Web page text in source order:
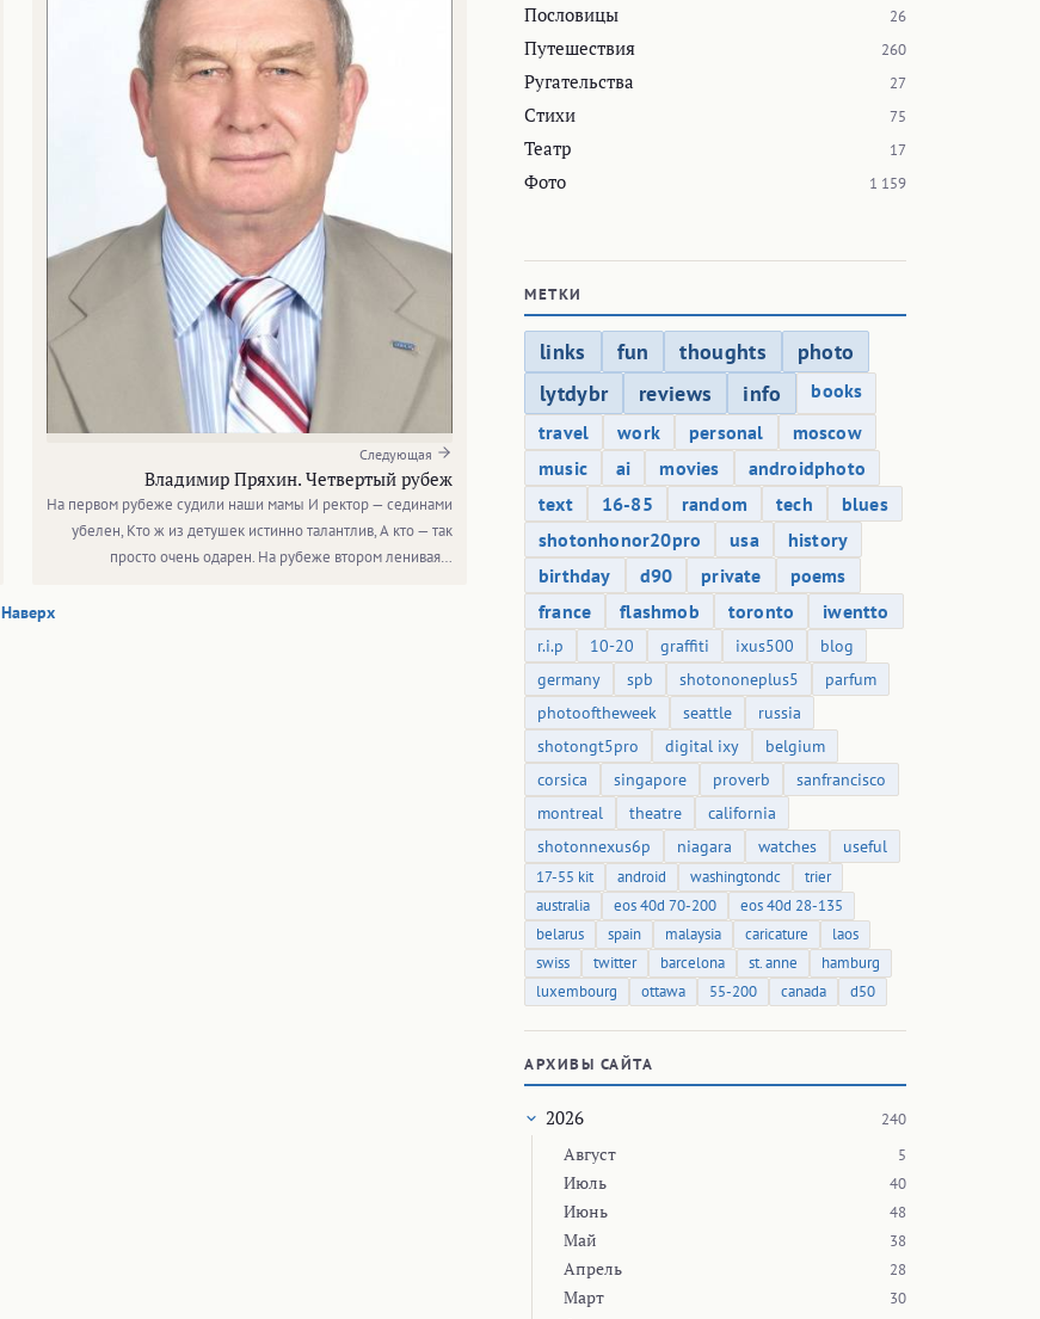
Следующая
Владимир Пряхин. Четвертый рубеж
На первом рубеже судили наши мамы И ректор — сединами
убелен, Кто ж из детушек истинно талантлив, А кто — так
просто очень одарен. На рубеже втором ленивая…
Наверх
Пословицы 26
Путешествия 260
Ругательства 27
Стихи 75
Театр 17
Фото 1 159
МЕТКИ
links fun thoughts
photo
lytdybr
reviews info
books
travel
work personal
moscow
music
ai movies
androidphoto
text
16-85 random tech
blues
shotonhonor20pro
usa
history
birthday
d90 private
poems
france
flashmob toronto iwentto
r.i.p 10-20 graffiti ixus500
blog
germany
spb shotononeplus5
parfum
photooftheweek
seattle
russia
shotongt5pro
digital ixy
belgium
corsica
singapore proverb
sanfrancisco
montreal
theatre
california
shotonnexus6p
niagara watches useful
17-55 kit android washingtondc
trier
australia
eos 40d 70-200
eos 40d 28-135
belarus
spain malaysia caricature
laos
swiss
twitter barcelona st. anne
hamburg
luxembourg
ottawa 55-200 canada d50
АРХИВЫ САЙТА
2026 240
Август 5
Июль 40
Июнь 48
Май 38
Апрель 28
Март 30